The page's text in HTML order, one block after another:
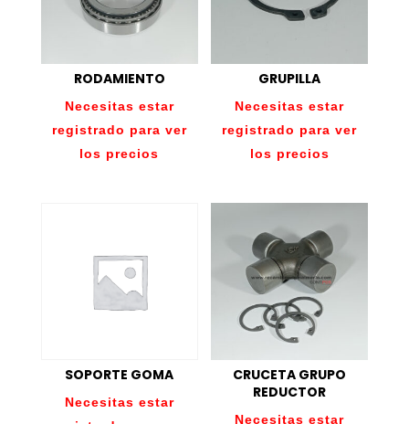
RODAMIENTO
Necesitas estar
registrado para ver
los precios
GRUPILLA
Necesitas estar
registrado para ver
los precios
SOPORTE GOMA
Necesitas estar
CRUCETA GRUPO
REDUCTOR
Necesitas estar